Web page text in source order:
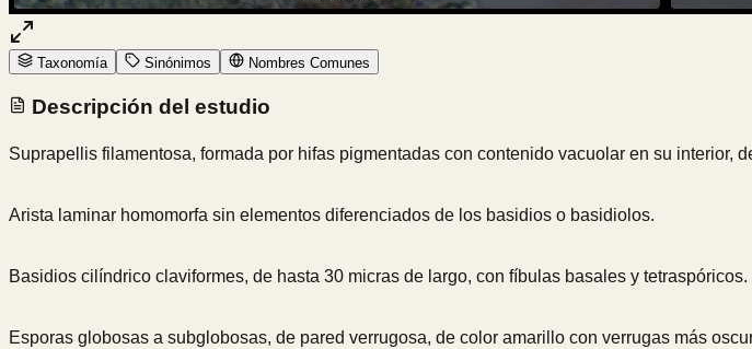
Taxonomía Sinónimos Nombres Comunes
Descripción del estudio
Suprapellis filamentosa, formada por hifas pigmentadas con contenido vacuolar en su interior,
Arista laminar homomorfa sin elementos diferenciados de los basidios o basidiolos.
Basidios cilíndrico claviformes, de hasta 30 micras de largo, con fíbulas basales y tetraspóricos.
Esporas globosas a subglobosas, de pared verrugosa, de color amarillo con verrugas más